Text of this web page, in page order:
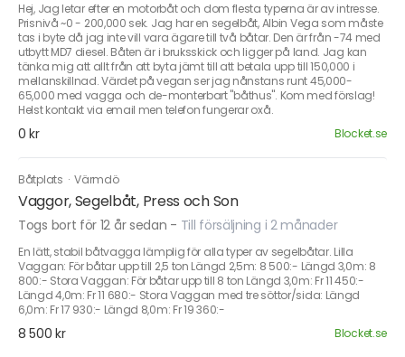
Hej, Jag letar efter en motorbåt och dom flesta typerna är av intresse.
Prisnivå ~0 - 200,000 sek. Jag har en segelbåt, Albin Vega som måste
tas i byte då jag inte vill vara ägare till två båtar. Den är från -74 med
utbytt MD7 diesel. Båten är i bruksskick och ligger på land. Jag kan
tänka mig att allt från att byta jämt till att betala upp till 150,000 i
mellanskillnad. Värdet på vegan ser jag nånstans runt 45,000-
65,000 med vagga och de-monterbart "båthus". Kom med förslag!
Helst kontakt via email men telefon fungerar oxå.
0 kr Blocket.se
Båtplats ·Värmdö
Vaggor, Segelbåt, Press och Son
Togs bort för 12 år sedan - Till försäljning i 2 månader
En lätt, stabil båtvagga lämplig för alla typer av segelbåtar. Lilla
Vaggan: För båtar upp till 2,5 ton Längd 2,5m: 8 500:- Längd 3,0m: 8
800:- Stora Vaggan: För båtar upp till 8 ton Längd 3,0m: Fr 11 450:-
Längd 4,0m: Fr 11 680:- Stora Vaggan med tre söttor/sida: Längd
6,0m: Fr 17 930:- Längd 8,0m: Fr 19 360:-
8 500 kr Blocket.se